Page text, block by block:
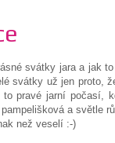
svátky jara a jak
svátky už jen proto,
pravé jarní počasí,
a světle
než veselí :-)